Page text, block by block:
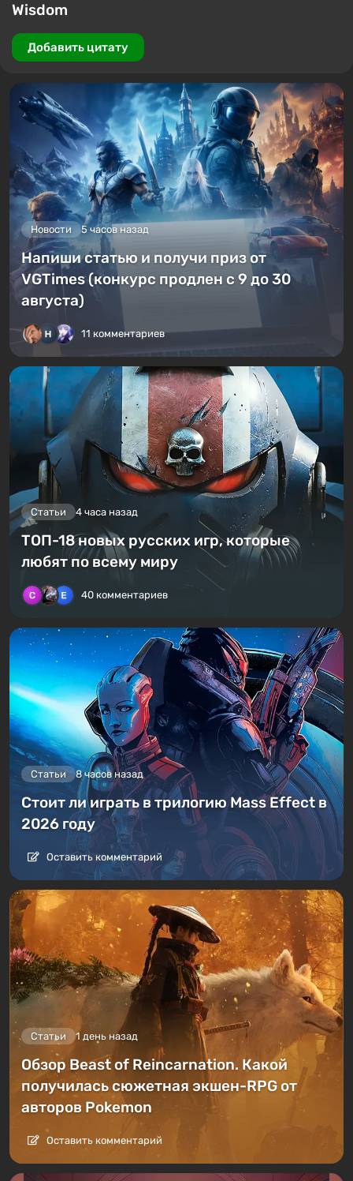
Wisdom
Добавить цитату
Новости 5 часов назад
Напиши статью и получи приз от
VGTimes (конкурс продлен с 9 до 30
августа)
11 комментариев
Статьи 4 часа назад
ТОП-18 новых русских игр, которые
любят по всему миру
40 комментариев
Статьи 8 часов назад
Стоит ли играть в трилогию Mass Effect в
2026 году
Оставить комментарий
Статьи 1 день назад
Обзор Beast of Reincarnation. Какой
получилась сюжетная экшен-RPG от
авторов Pokemon
Оставить комментарий